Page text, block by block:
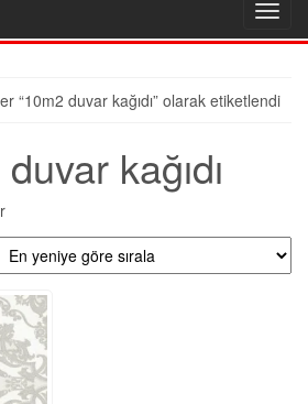
“10m2 duvar kağıdı” olarak etiketlendi
kağıdı